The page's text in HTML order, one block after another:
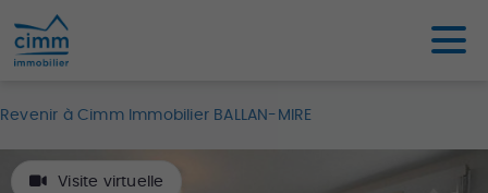
Revenir à Cimm Immobilier BALLAN-MIRE
Visite virtuelle